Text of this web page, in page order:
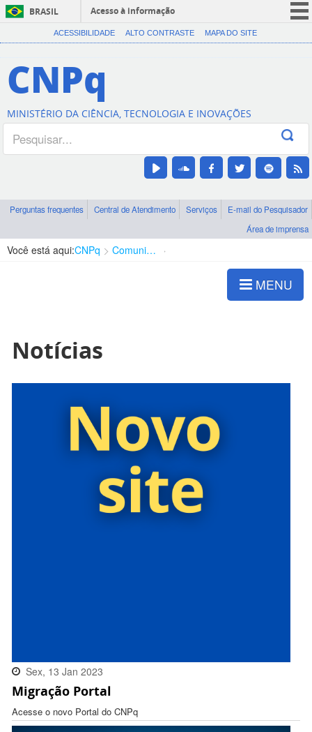
BRASIL
Acesso à informação
CORONAVÍRUS (COVID-19)
Canais
ACESSIBILIDADE ALTO CONTRASTE MAPA DO SITE
CNPq
MINISTÉRIO DA CIÊNCIA, TECNOLOGIA E INOVAÇÕES
Perguntas frequentes Central de Atendimento Serviços
E-mail do Pesquisador
Área de imprensa
Você está aqui:CNPq Comunicação
MENU
Notícias
Sex, 13 Jan 2023
16:32:00 -0300
Migração Portal
Acesse o novo Portal do CNPq